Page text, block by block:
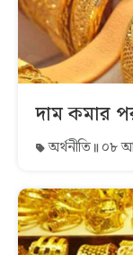
দাম কমার
অর্থনীতি ০৮